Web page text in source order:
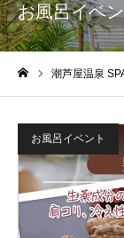
お風呂イベ
潮芦屋温泉
お風呂イベント